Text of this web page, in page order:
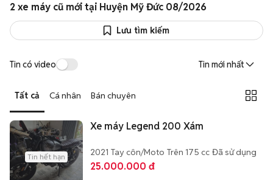
2 xe máy cũ mới tại Huyện Mỹ Đức 08/2026
Lưu tìm kiếm
Tin có video Tin mới nhất
Tất cả Cá nhân Bán chuyên
Tin hết hạn
Xe máy Legend 200 Xám
2021 Tay côn/Moto Trên 175 cc Đã sử dụng
25.000.000 đ